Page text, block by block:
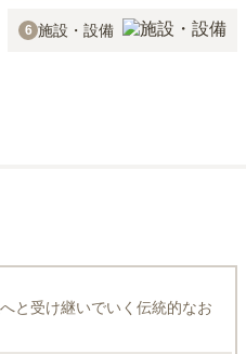
6 施設・設備
と受け継いでいく伝統的なお